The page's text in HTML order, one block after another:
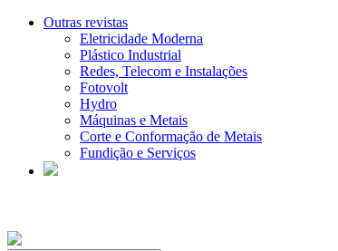
Outras revistas
Eletricidade Moderna
Plástico Industrial
Redes, Telecom e Instalações
Fotovolt
Hydro
Máquinas e Metais
Corte e Conformação de Metais
Fundição e Serviços